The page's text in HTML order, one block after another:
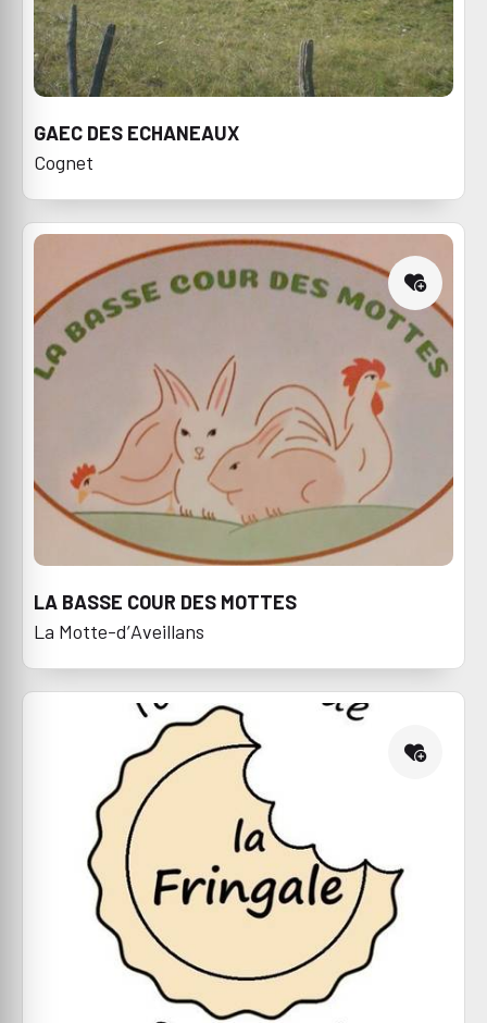
GAEC DES ECHANEAUX
Cognet
LA BASSE COUR DES MOTTES
La Motte-d’Aveillans